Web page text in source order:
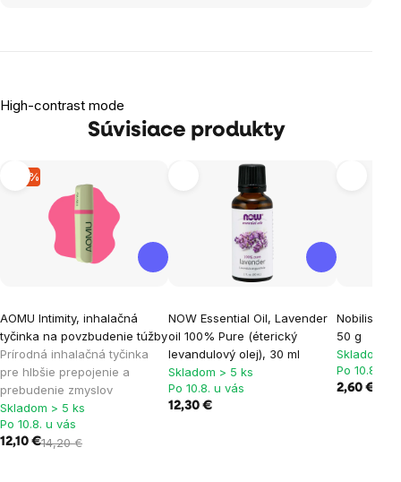
High-contrast mode
Súvisiace produkty
-15 %
AOMU Intimity, inhalačná
tyčinka na povzbudenie túžby
Prírodná inhalačná tyčinka
pre hlbšie prepojenie a
prebudenie zmyslov
Skladom > 5 ks
Po 10.8. u vás
12,10 €14,20 €
NOW Essential Oil, Lavender
oil 100% Pure (éterický
levandulový olej), 30 ml
Skladom > 5 ks
Po 10.8. u vás
12,30 €
Nobilis,
50 g
Skladom >
Po 10.8. u
2,60 €